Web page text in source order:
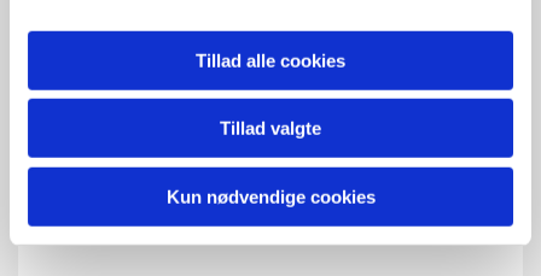
Tillad alle cookies
Tillad valgte
Kun nødvendige cookies